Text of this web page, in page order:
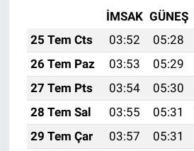
İMSAK GÜNEŞ
25 Tem Cts
03:52 05:28
26 Tem Paz
03:53 05:29
27 Tem Pts
03:54 05:30
28 Tem Sal
03:55 05:31
29 Tem Çar
03:57 05:31